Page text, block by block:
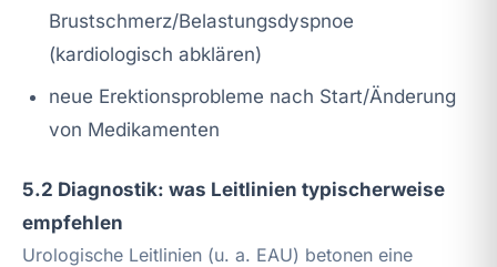
Brustschmerz/Belastungsdyspnoe
(kardiologisch abklären)
neue Erektionsprobleme nach Start/Änderung
von Medikamenten
5.2 Diagnostik: was Leitlinien typischerweise
empfehlen
Urologische Leitlinien (u. a. EAU) betonen eine